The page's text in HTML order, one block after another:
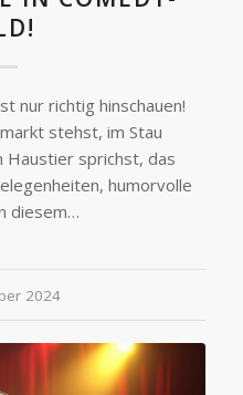
nur richtig hinschauen!
stehst, im Stau
sprichst, das
humorvolle
diesem…
2024